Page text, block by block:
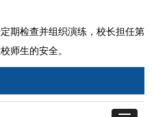
检查并组织演练，校长担任第
师生的安全。